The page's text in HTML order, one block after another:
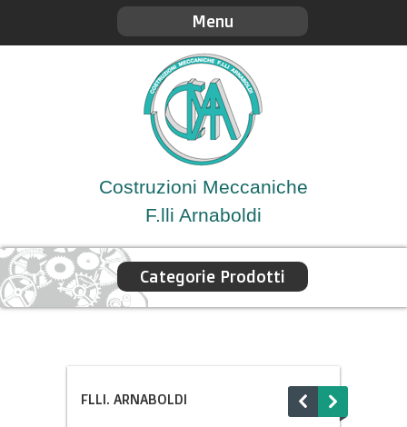
Menu
Costruzioni Meccaniche
F.lli Arnaboldi
Categorie Prodotti
FLLI. ARNABOLDI